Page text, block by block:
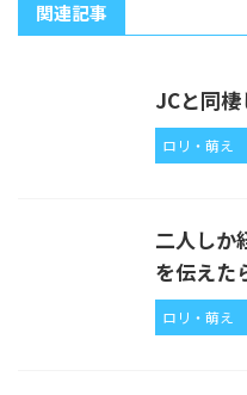
関連記事
JCと同
ロリ・萌え
二人しか
を伝えた
ロリ・萌え